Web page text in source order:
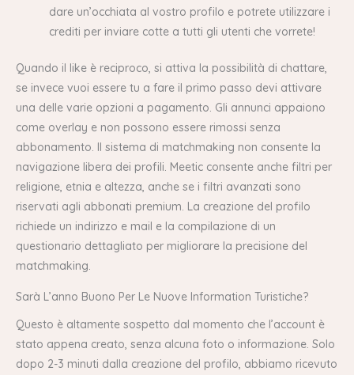
dare un’occhiata al vostro profilo e potrete utilizzare i
crediti per inviare cotte a tutti gli utenti che vorrete!
Quando il like è reciproco, si attiva la possibilità di chattare,
se invece vuoi essere tu a fare il primo passo devi attivare
una delle varie opzioni a pagamento. Gli annunci appaiono
come overlay e non possono essere rimossi senza
abbonamento. Il sistema di matchmaking non consente la
navigazione libera dei profili. Meetic consente anche filtri per
religione, etnia e altezza, anche se i filtri avanzati sono
riservati agli abbonati premium. La creazione del profilo
richiede un indirizzo e mail e la compilazione di un
questionario dettagliato per migliorare la precisione del
matchmaking.
Sarà L’anno Buono Per Le Nuove Information Turistiche?
Questo è altamente sospetto dal momento che l’account è
stato appena creato, senza alcuna foto o informazione. Solo
dopo 2-3 minuti dalla creazione del profilo, abbiamo ricevuto